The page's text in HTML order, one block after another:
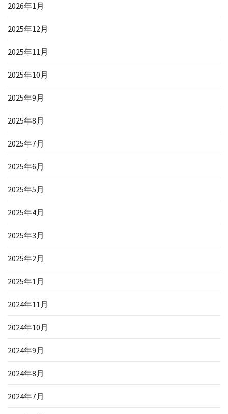
2026年1月
2025年12月
2025年11月
2025年10月
2025年9月
2025年8月
2025年7月
2025年6月
2025年5月
2025年4月
2025年3月
2025年2月
2025年1月
2024年11月
2024年10月
2024年9月
2024年8月
2024年7月